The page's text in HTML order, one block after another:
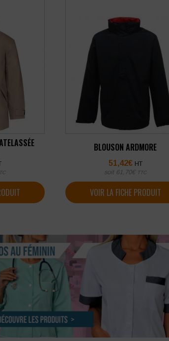
BLOUSON ARDMORE
51,42€ HT
soit 61,70€ TTC
VOIR LA FICHE PRODUIT